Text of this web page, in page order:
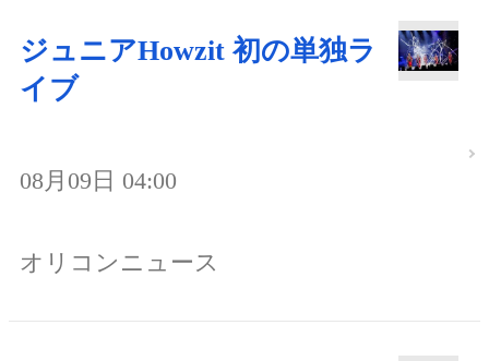
ジュニアHowzit 初の単独ラ
イブ
08月09日 04:00
オリコンニュース